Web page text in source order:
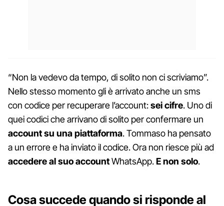
“Non la vedevo da tempo, di solito non ci scriviamo”.
Nello stesso momento gli è arrivato anche un sms
con codice per recuperare l’account:sei cifre. Uno di
quei codici che arrivano di solito per confermare un
account su una piattaforma. Tommaso ha pensato
a un errore e ha inviato il codice. Ora non riesce più ad
accedere al suo accountWhatsApp.E non solo.
Cosa succede quando si risponde al